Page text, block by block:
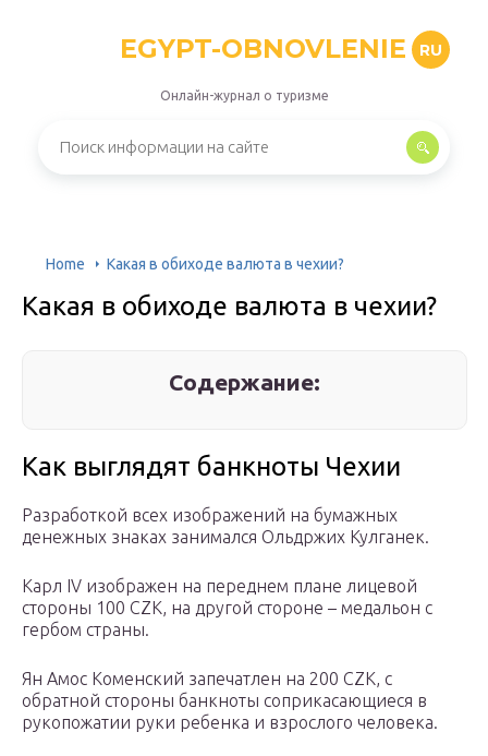
EGYPT-OBNOVLENIE RU
Онлайн-журнал о туризме
Home Какая в обиходе валюта в чехии?
Какая в обиходе валюта в чехии?
Содержание:
Как выглядят банкноты Чехии
Разработкой всех изображений на бумажных
денежных знаках занимался Ольдржих Кулганек.
Карл IV изображен на переднем плане лицевой
стороны 100 CZK, на другой стороне – медальон с
гербом страны.
Ян Амос Коменский запечатлен на 200 CZK, с
обратной стороны банкноты соприкасающиеся в
рукопожатии руки ребенка и взрослого человека.